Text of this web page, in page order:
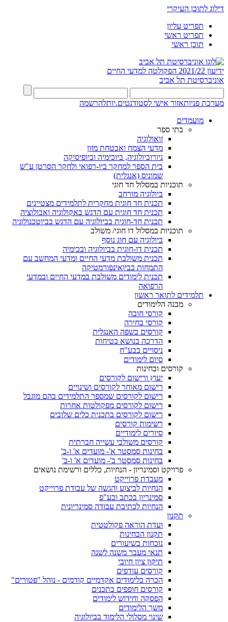
דילוג לתוכן העיקרי
תפריט עליון
תפריט ראשי
תוכן ראשי
ידיעון 2021/22
הפקולטה למדעי החיים
אוניברסיטת תל אביב
מערכת פניותאזור אישי לסטודנטים.יותלהרשמה
מועמדים
בתי ספר
זואולוגיה
מדעי הצמח ואבטחת מזון
ניורוביולוגיה, ביוכימיה וביופיסיקה
בית הספר למחקר ביו-רפואי ולחקר הסרטן ע"ש
שמוניס (אנגלית)
תוכניות במסלול חד חוגי
ביולוגיה מורחב
תכנית חד חוגית מחקרית לתלמידים מצטיינים
תכנית חד חוגית עם הדגש באקולוגיה ואבולוציה
תכנית חד-חוגית בביולוגיה עם הדגש בביוטכנולוגיה
תוכניות במסלול דו חוגי/ משולב
ביולוגיה עם חוג נוסף
תכנית דו-חוגית בביולוגיה ובכימיה
תכנית משולבת מדעי החיים ומדעי המחשב עם
התמחות בביואינפורמטיקה
תכנית לימודים משולבת במדעי החיים ובמדעי
הרפואה
תלמידים לתואר ראשון
מבנה הלימודים
קורסי חובה
קורסי בחירה
קורסים בשפה האנגלית
הדרכה בנושא בטיחות
ניסויים בבע"ח
סיום לימודים
קורסים ובחינות
יעוץ ורישום לקורסים
רישום מאוחר לקורסים ושינויים
רישום לקורסים שמספר התלמידים בהם מוגבל
רישום לקורסים מפקולטות אחרות
רישום לקורסים בתכנית כלים שלובים
רשימות קורסים
סיורים לימודיים
קורסים משולבי עשייה חברתית
בחינות סמסטר א'- מועדים א' ו-ב'
בחינות סמסטר ב'- מועדים א' ו-ב'
פרויקט וסמינריון - הנחיות, כללים ורשימת נושאים
מעבדת פרוייקט
הנחיות לביצוע והגשה של עבודת פרוייקט
סמינריון בכתב ובע"פ
הנחיות לכתיבת עבודה סמינריונית
תקנון
ועדת הוראה פקולטטית
תקנון הבחינות
נוכחות בשיעורים
תנאי מעבר משנה לשנה
תיקון ציון חיובי
קורסים עודפים
הכרה בלימודים אקדמיים קודמים - נוהל "פטורים"
קורסים חופפים בתכנים
הפסקה וחידוש לימודים
משך הלימודים
שינוי מסלולי הלימוד בביולוגיה